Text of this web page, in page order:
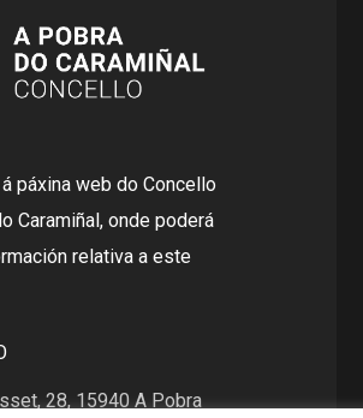
páxina web do Concello
Caramiñal, onde poderá
relativa a este
28, 15940 A Pobra